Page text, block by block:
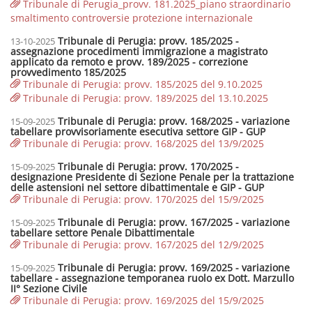
Tribunale di Perugia_provv. 181.2025_piano straordinario
smaltimento controversie protezione internazionale
13-10-2025 Tribunale di Perugia: provv. 185/2025 -
assegnazione procedimenti immigrazione a magistrato
applicato da remoto e provv. 189/2025 - correzione
provvedimento 185/2025
Tribunale di Perugia: provv. 185/2025 del 9.10.2025
Tribunale di Perugia: provv. 189/2025 del 13.10.2025
15-09-2025 Tribunale di Perugia: provv. 168/2025 - variazione
tabellare provvisoriamente esecutiva settore GIP - GUP
Tribunale di Perugia: provv. 168/2025 del 13/9/2025
15-09-2025 Tribunale di Perugia: provv. 170/2025 -
designazione Presidente di Sezione Penale per la trattazione
delle astensioni nel settore dibattimentale e GIP - GUP
Tribunale di Perugia: provv. 170/2025 del 15/9/2025
15-09-2025 Tribunale di Perugia: provv. 167/2025 - variazione
tabellare settore Penale Dibattimentale
Tribunale di Perugia: provv. 167/2025 del 12/9/2025
15-09-2025 Tribunale di Perugia: provv. 169/2025 - variazione
tabellare - assegnazione temporanea ruolo ex Dott. Marzullo
II° Sezione Civile
Tribunale di Perugia: provv. 169/2025 del 15/9/2025